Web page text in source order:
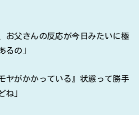
お父さんの反応が今日みたいに極
るの」
ヤがかかっている』状態って勝手
ね」